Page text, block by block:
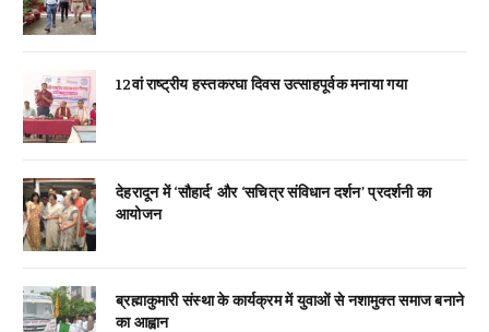
12वां राष्ट्रीय हस्तकरघा दिवस उत्साहपूर्वक मनाया गया
देहरादून में ‘सौहार्द’ और ‘सचित्र संविधान दर्शन’ प्रदर्शनी का
आयोजन
ब्रह्माकुमारी संस्था के कार्यक्रम में युवाओं से नशामुक्त समाज बनाने
का आह्वान